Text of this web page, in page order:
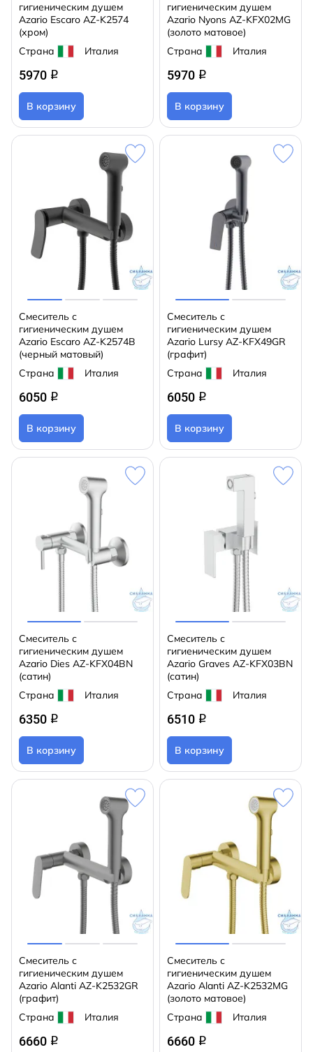
гигиеническим душем
Azario Escaro AZ-K2574
(хром)
Страна
Италия
5970 q
В корзину
гигиеническим душем
Azario Nyons AZ-KFX02MG
(золото матовое)
Страна
Италия
5970 q
В корзину
Смеситель с
гигиеническим душем
Azario Escaro AZ-K2574B
(черный матовый)
Страна
Италия
6050 q
В корзину
Смеситель с
гигиеническим душем
Azario Lursy AZ-KFX49GR
(графит)
Страна
Италия
6050 q
В корзину
Смеситель с
гигиеническим душем
Azario Dies AZ-KFX04BN
(сатин)
Страна
Италия
6350 q
В корзину
Смеситель с
гигиеническим душем
Azario Graves AZ-KFX03BN
(сатин)
Страна
Италия
6510 q
В корзину
Смеситель с
гигиеническим душем
Azario Alanti AZ-K2532GR
(графит)
Страна
Италия
6660 q
Смеситель с
гигиеническим душем
Azario Alanti AZ-K2532MG
(золото матовое)
Страна
Италия
6660 q